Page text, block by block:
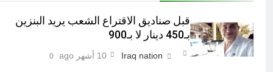
قبل صناديق الاقتراع الشعب يريد البنزين
بـ450 دينار لا بـ900
Iraq nation 10 أشهر ago 0